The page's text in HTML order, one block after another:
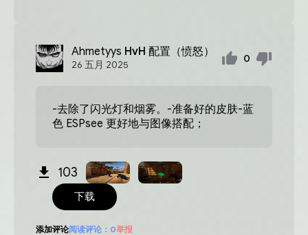
Ahmetyys HvH 配置（愤怒）
26 五月 2025
0
-去除了闪光灯和烟雾。-准备好的皮肤-蓝
色 ESPsee 更好地与图像搭配；
103
下载
添加评论阅读评论： 0举报